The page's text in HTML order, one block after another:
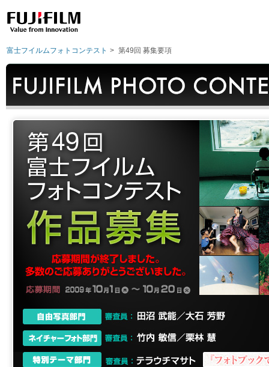
富士フイルムフォトコンテスト > 第49回 募集要項